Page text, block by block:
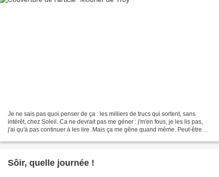
Je ne sais pas quoi penser de ça : les milliers de trucs qui sortent, sans
intérêt, chez Soleil. Ca ne devrait pas me géner : j'm'en fous, je les lis pas,
j'ai qu'à pas continuer à les lire. Mais ça me gêne quand même. Peut-être
Sôir, quelle journée !